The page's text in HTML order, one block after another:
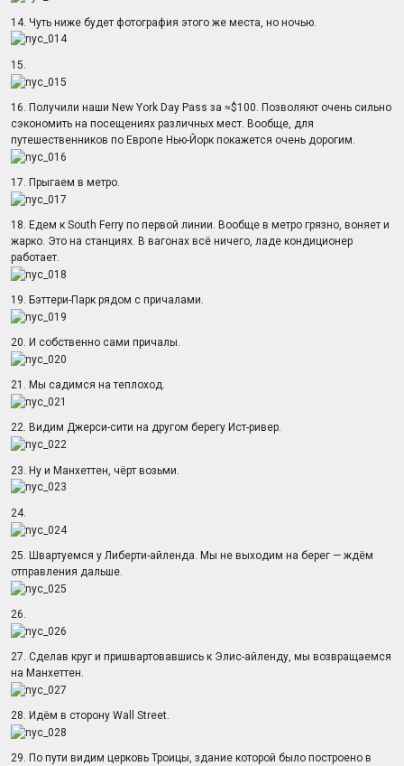
14. Чуть ниже будет фотография этого же места, но ночью.
15.
16. Получили наши New York Day Pass за ≈$100. Позволяют очень сильно
сэкономить на посещениях различных мест. Вообще, для
путешественников по Европе Нью-Йорк покажется очень дорогим.
17. Прыгаем в метро.
18. Едем к South Ferry по первой линии. Вообще в метро грязно, воняет и
жарко. Это на станциях. В вагонах всё ничего, ладе кондиционер
работает.
19. Бэттери-Парк рядом с причалами.
20. И собственно сами причалы.
21. Мы садимся на теплоход.
22. Видим Джерси-сити на другом берегу Ист-ривер.
23. Ну и Манхеттен, чёрт возьми.
24.
25. Швартуемся у Либерти-айленда. Мы не выходим на берег — ждём
отправления дальше.
26.
27. Сделав круг и пришвартовавшись к Элис-айленду, мы возвращаемся
на Манхеттен.
28. Идём в сторону Wall Street.
29. По пути видим церковь Троицы, здание которой было построено в